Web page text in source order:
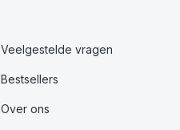
Veelgestelde vragen
Bestsellers
Over ons